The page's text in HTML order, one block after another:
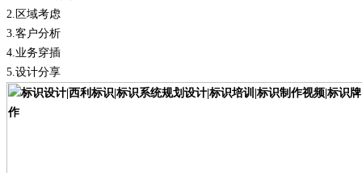
2. 区域考虑
3. 客户分析
4. 业务穿插
5. 设计分享